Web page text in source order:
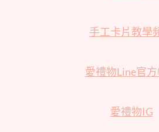
手工卡片教學
愛禮物Line官
愛禮物IG